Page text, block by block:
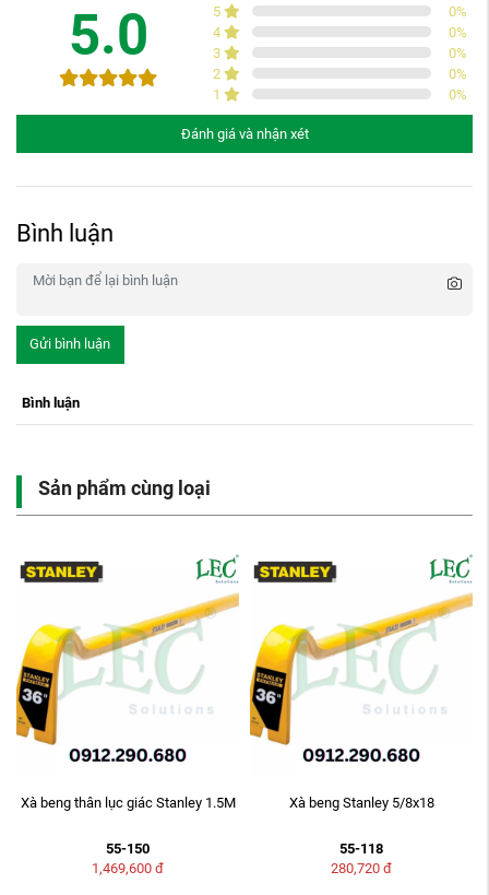
5.0 5 0%
4
0%
3
0%
2
0%
1
0%
Đánh giá và nhận xét
Bình luận
Gửi bình luận
Bình luận
Sản phẩm cùng loại
Xà beng thân lục giác Stanley 1.5M
55-150
1,469,600 đ
Xà beng Stanley 5/8x18
55-118
280,720 đ